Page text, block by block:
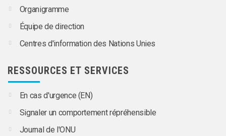
Organigramme
Équipe de direction
Centres d'information des Nations Unies
RESSOURCES ET SERVICES
En cas d'urgence (EN)
Signaler un comportement répréhensible
Journal de l'ONU